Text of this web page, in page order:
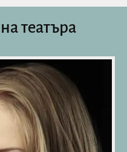
театъра